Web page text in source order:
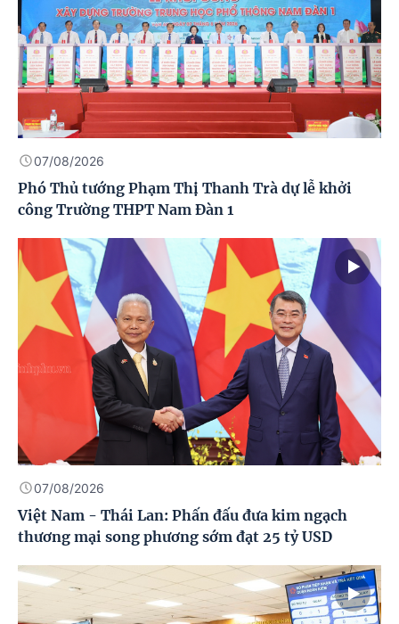
07/08/2026
Phó Thủ tướng Phạm Thị Thanh Trà dự lễ khởi
công Trường THPT Nam Đàn 1
07/08/2026
Việt Nam - Thái Lan: Phấn đấu đưa kim ngạch
thương mại song phương sớm đạt 25 tỷ USD